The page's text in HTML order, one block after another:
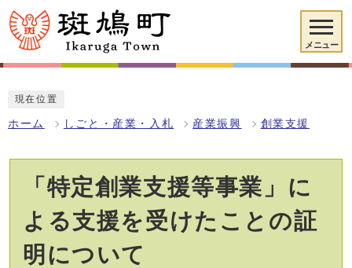
メニュー
現在位置
ホーム しごと・産業・入札 産業振興 創業支援
「特定創業支援等事業」に
よる支援を受けたことの証
明について